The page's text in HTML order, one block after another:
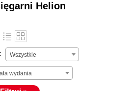
Helion
Wszystkie
wydania